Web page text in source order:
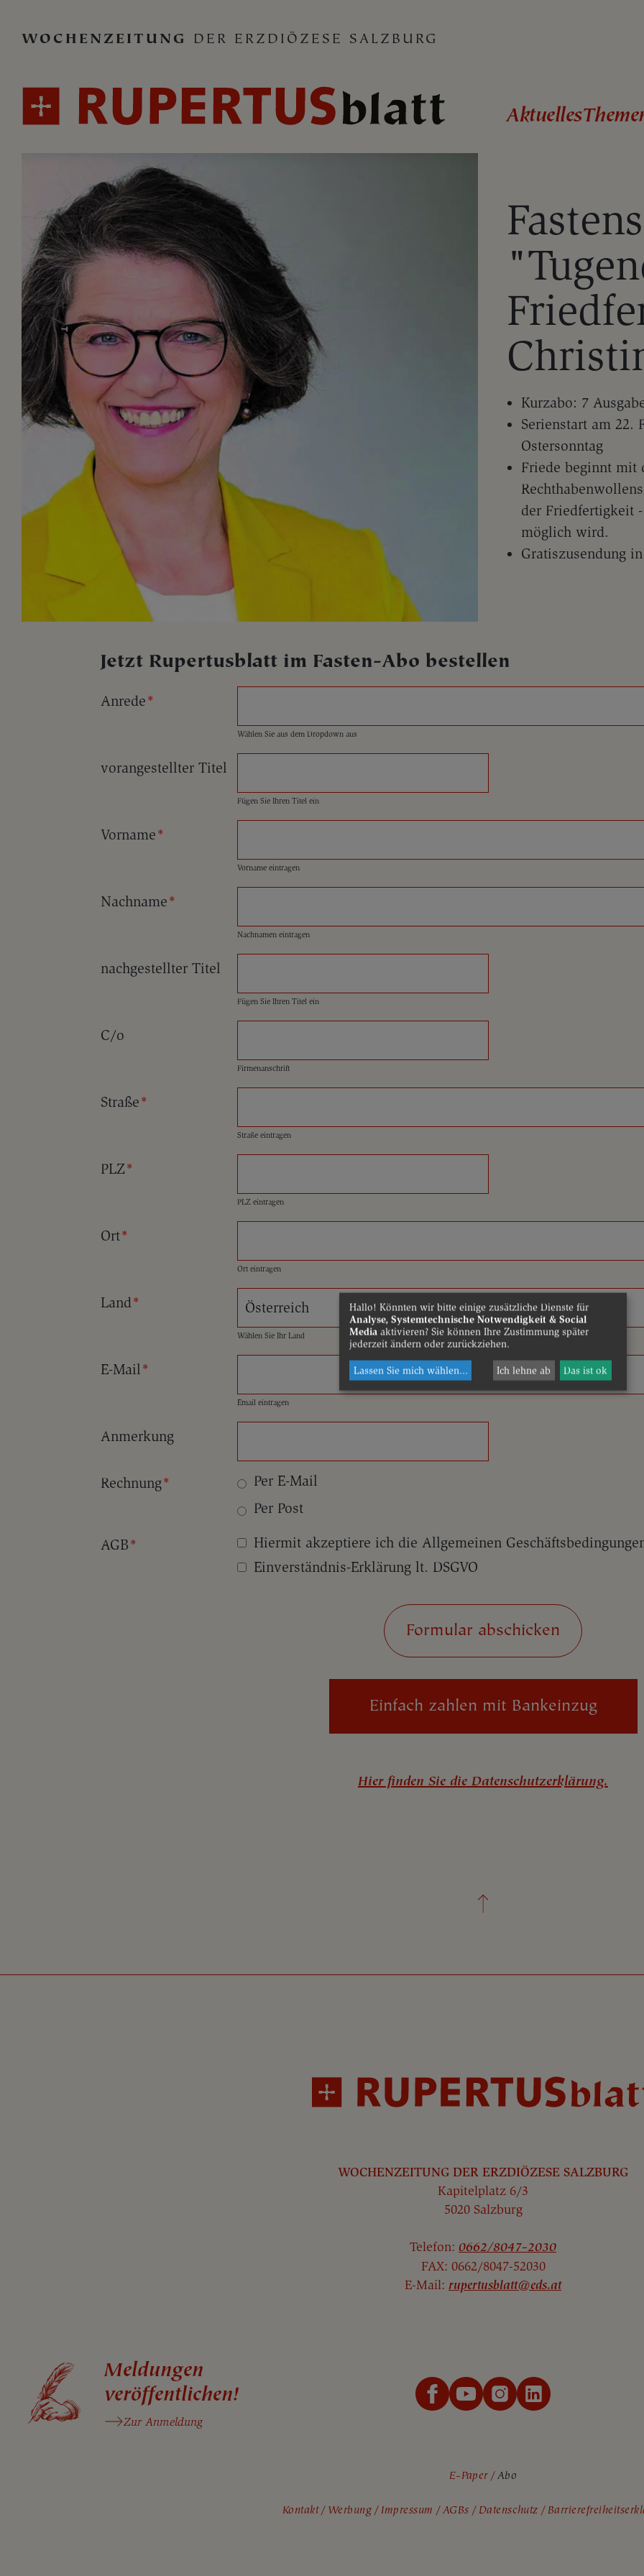
WOCHENZEITUNG DER ERZDIÖZESE SALZBURG
Aktuelles
Kurzabo: 7
Serienstart am 22.
Ostersonntag
Friede beginnt mit
der Friedfertigkeit
möglich wird.
Gratiszusendung
Jetzt Rupertusblatt im Fasten-Abo bestellen
Anrede*
Wählen Sie aus dem Dropdown aus
vorangestellter Titel
Fügen Sie Ihren Titel ein
Vorname*
Vorname eintragen
Nachname*
Nachnamen eintragen
nachgestellter Titel
Fügen Sie Ihren Titel ein
C/o
Firmenanschrift
Straße*
Straße eintragen
PLZ*
PLZ eintragen
Ort*
Ort eintragen
Land*
Wählen Sie Ihr Land
E-Mail*
Email eintragen
Anmerkung
Rechnung*
Per E-Mail
Per Post
AGB*
Hiermit akzeptiere ich die Allgemeinen
Einverständnis-Erklärung lt. DSGVO
Einfach zahlen mit Bankeinzug
Hier finden Sie die Datenschutzerklärung.
WOCHENZEITUNG DER ERZDIÖZESE SALZBURG
Kapitelplatz 6/3
5020 Salzburg
Telefon: 0662/8047-2030
FAX: 0662/8047-52030
E-Mail: rupertusblatt@eds.at
Meldungen
veröffentlichen!
Zur Anmeldung
E-Paper Abo
Kontakt Werbung Impressum AGBs Datenschutz
Hallo! Könnten wir bitte einige zusätzliche Dienste für
Analyse, Systemtechnische Notwendigkeit & Social
Media aktivieren? Sie können Ihre Zustimmung später
jederzeit ändern oder zurückziehen.
Lassen Sie mich wählen... Ich lehne ab Das ist ok